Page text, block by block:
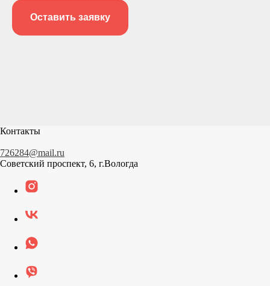
Оставить заявку
Контакты
726284@mail.ru
Советский проспект, 6, г.Вологда